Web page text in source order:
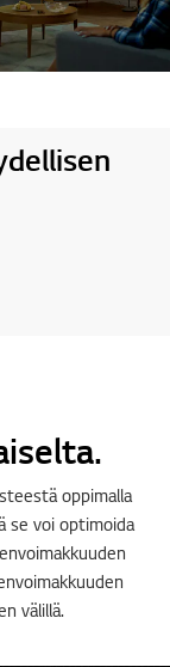
oppimalla
se voi optimoida
välillä.